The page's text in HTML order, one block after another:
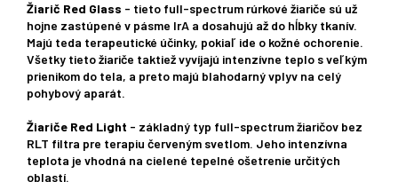
Žiarič Red Glass - tieto full-spectrum rúrkové žiariče sú už
hojne zastúpené v pásme IrA a dosahujú až do hĺbky tkanív.
Majú teda terapeutické účinky, pokiaľ ide o kožné ochorenie.
Všetky tieto žiariče taktiež vyvíjajú intenzívne teplo s veľkým
prienikom do tela, a preto majú blahodarný vplyv na celý
pohybový aparát.
Žiariče Red Light - základný typ full-spectrum žiaričov bez
RLT filtra pre terapiu červeným svetlom. Jeho intenzívna
teplota je vhodná na cielené tepelné ošetrenie určitých
oblastí.